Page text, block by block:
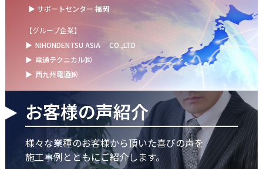
▶ サポートセンター 福岡
【グループ企業】
▶ NIHONDENTSU ASIA CO.,LTD
▶ 電通テクニカル㈱
▶ 西九州電通㈱
お客様の声紹介
様々な業種のお客様から頂いた喜びの声を
施工事例とともにご紹介します。